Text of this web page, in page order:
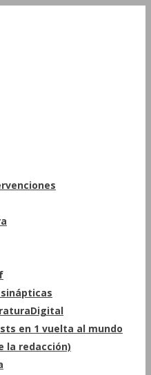
en 1 vuelta al mundo
la redacción)